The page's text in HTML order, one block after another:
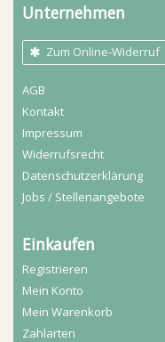
Unternehmen
Zum Online-Widerruf
AGB
Kontakt
Impressum
Widerrufs­recht
Daten­schutz­erklärung
Jobs / Stellenangebote
Einkaufen
Registrieren
Mein Konto
Mein Warenkorb
Zahlarten